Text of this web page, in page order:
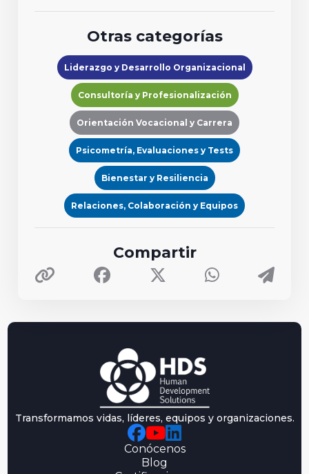
Otras categorías
Liderazgo y Desarrollo Organizacional
Consultoría y Profesionalización
Orientación Vocacional y Carrera
Psicometría, Evaluaciones y Tests
Bienestar y Resiliencia
Relaciones, Colaboración y Equipos
Compartir
Transformamos vidas, líderes, equipos y organizaciones.
Conócenos
Blog